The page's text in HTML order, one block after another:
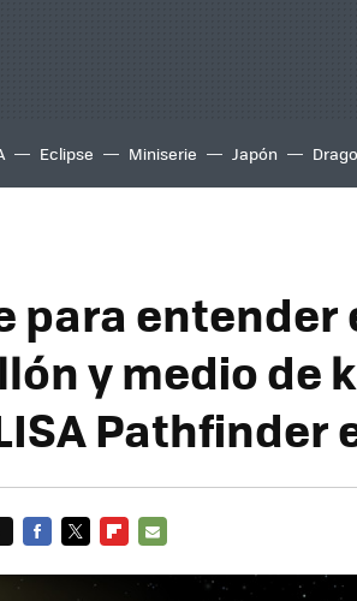
Eclipse Miniserie Japón
para entender
y medio de
Pathfinder
MAIL